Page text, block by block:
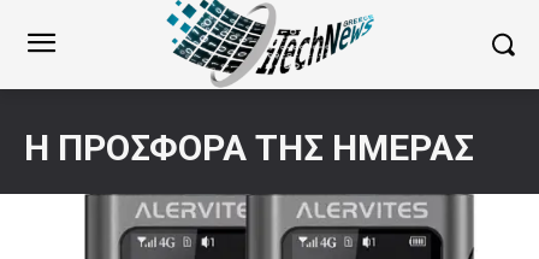
Η ΠΡΟΣΦΟΡΆ ΤΗΣ ΗΜΈΡΑΣ